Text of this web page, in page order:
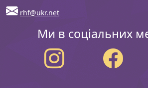
rhf@ukr.net
Ми в соціальних